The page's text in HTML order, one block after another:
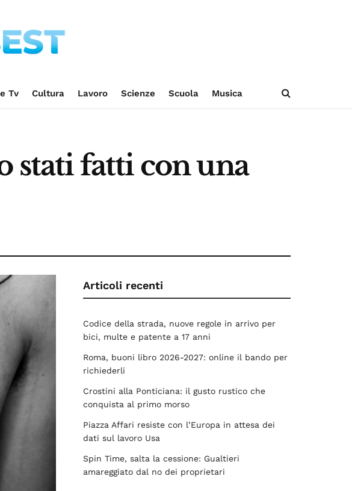
Tv Cultura Lavoro Scienze Scuola Musica
stati fatti con una
Articoli recenti
Codice della strada, nuove regole in arrivo per
bici, multe e patente a 17 anni
Roma, buoni libro 2026-2027: online il bando per
richiederli
Crostini alla Ponticiana: il gusto rustico che
conquista al primo morso
Piazza Affari resiste con l’Europa in attesa dei
dati sul lavoro Usa
Spin Time, salta la cessione: Gualtieri
amareggiato dal no dei proprietari